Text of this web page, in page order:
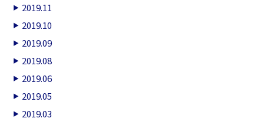
2019.11
2019.10
2019.09
2019.08
2019.06
2019.05
2019.03